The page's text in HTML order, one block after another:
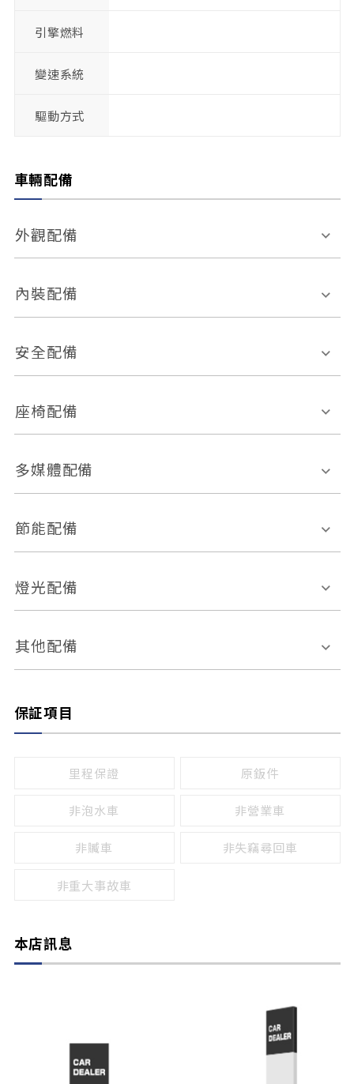
引擎燃料
變速系統
驅動方式
車輛配備
外觀配備
電動天窗
後視鏡方向指示燈
內裝配備
多功能方向盤
恆溫空調
安全配備
前座正面氣囊
ABS防鎖死
車道偏離警示
自動停車系統 盲點偵測系統
倒車雷達
座椅配備
皮椅
無
有
多媒體配備
外部音源接入
節能配備
引擎啟閉系統
燈光配備
感應頭燈
頭燈光源
其他配備
保証項目
里程保證 原鈑件
非泡水車 非營業車
非贓車 非失竊尋回車
非重大事故車
本店訊息